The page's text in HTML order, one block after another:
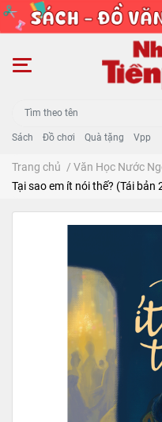
Sách Đồ chơi Quà tặng Vpp
Trang chủ / Văn Học Nước
Tại sao em ít nói thế? (Tái bản